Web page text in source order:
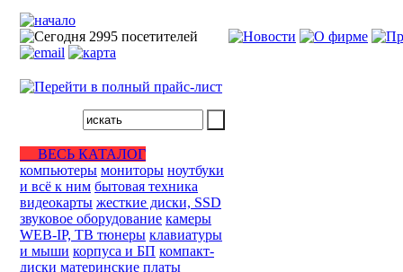
ВЕСЬ КАТАЛОГ
компьютеры мониторы ноутбуки
и всё к ним бытовая техника
видеокарты жесткие диски, SSD
звуковое оборудование камеры
WEB-IP, ТВ тюнеры клавиатуры
и мыши корпуса и БП компакт-
диски материнские платы